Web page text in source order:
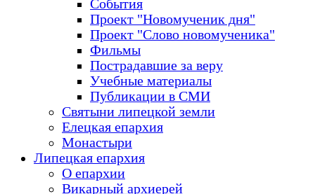
События
Проект "Новомученик дня"
Проект "Слово новомученика"
Фильмы
Пострадавшие за веру
Учебные материалы
Публикации в СМИ
Святыни липецкой земли
Елецкая епархия
Монастыри
Липецкая епархия
О епархии
Викарный архиерей